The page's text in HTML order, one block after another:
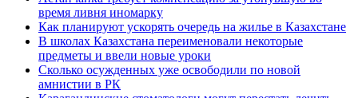
время ливня иномарку
Как планируют ускорять очередь на жилье в Казахстане
В школах Казахстана переименовали некоторые
предметы и ввели новые уроки
Сколько осужденных уже освободили по новой
амнистии в РК